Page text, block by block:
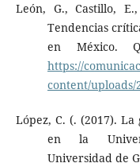
León, G., Castillo,
Tendencias
en México.
https://
content/uploads/
López, C. (. (2017).
en la
Universidad de